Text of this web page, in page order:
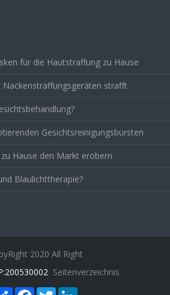
für die Hautstraffung zu Hause
strafft
Gesichtsreinigungsbürsten
Hause den Markt erobern
Blaulichttherapie?
2020 All Right
Seitenverzeichnis
Share FacebookTwitter